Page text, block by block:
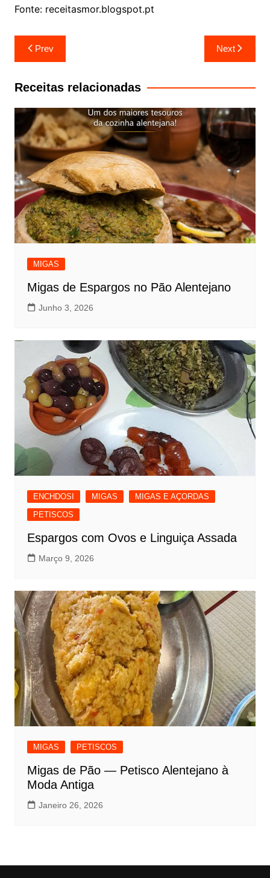
Fonte: receitasmor.blogspot.pt
Navegação
de
artigos
Prev Next
Receitas relacionadas
MIGAS
Migas de Espargos no Pão Alentejano
Junho 3, 2026
ENCHDOSI MIGAS
MIGAS E AÇORDAS
PETISCOS
Espargos com Ovos e Linguiça Assada
Março 9, 2026
MIGAS PETISCOS
Migas de Pão — Petisco Alentejano à
Moda Antiga
Janeiro 26, 2026